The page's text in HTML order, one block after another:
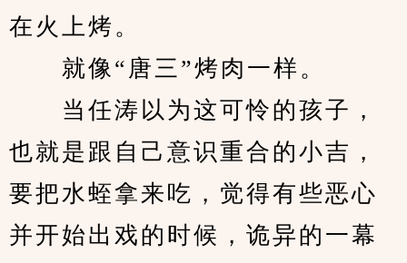
在火上烤。
就像“唐三”烤肉一样。
当任涛以为这可怜的孩子，
也就是跟自己意识重合的小吉，
要把水蛭拿来吃，觉得有些恶心
并开始出戏的时候，诡异的一幕